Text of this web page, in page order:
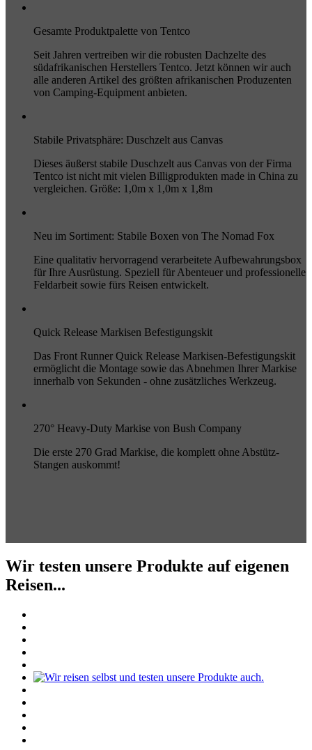
Gesamte Produktpalette von Tentco
Seit Jahren vertreiben wir die robusten Dachzelte des
südafrikanischen Herstellers Tentco. Jetzt können wir auch
alle anderen Artikel des größten afrikanischen Produzenten
von Camping-Equipment anbieten.
Stabile Privatsphäre: Duschzelt aus Canvas
Dieses äußerst stabile Duschzelt aus Canvas von der Firma
Tentco ist nicht mit vielen Billigprodukten made in China zu
vergleichen. Größe: 1,0m x 1,0m x 1,8m
Neu im Sortiment: Stabile Boxen von The Nomad Fox
Eine qualitativ hervorragend verarbeitete Aufbewahrungsbox
für Ihre Ausrüstung. Speziell für Abenteuer und professionelle
Feldarbeit sowie fürs Reisen entwickelt.
Quick Release Markisen Befestigungskit
Das Front Runner Quick Release Markisen-Befestigungskit
ermöglicht die Montage sowie das Abnehmen Ihrer Markise
innerhalb von Sekunden - ohne zusätzliches Werkzeug.
270° Heavy-Duty Markise von Bush Company
Die erste 270 Grad Markise, die komplett ohne Abstütz-
Stangen auskommt!
Wir testen unsere Produkte auf eigenen
Reisen...